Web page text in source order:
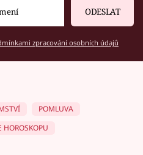
ODESLAT
zpracování osobních údajů
POMLUVA
HOROSKOPU